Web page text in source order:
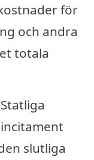
för
och andra
totala
Statliga
slutliga